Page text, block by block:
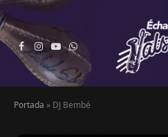
Facebook
Instagram
YouTubeWhatsApp
Portada » DJ Bembé